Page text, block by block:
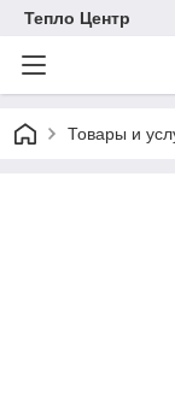
Тепло Центр
Товары и